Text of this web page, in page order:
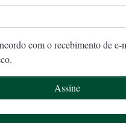
com o recebimento de e-